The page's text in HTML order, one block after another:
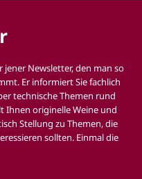
jener Newsletter, den man so
Er informiert Sie fachlich
technische Themen rund
Ihnen originelle Weine und
Stellung zu Themen, die
sollten. Einmal die